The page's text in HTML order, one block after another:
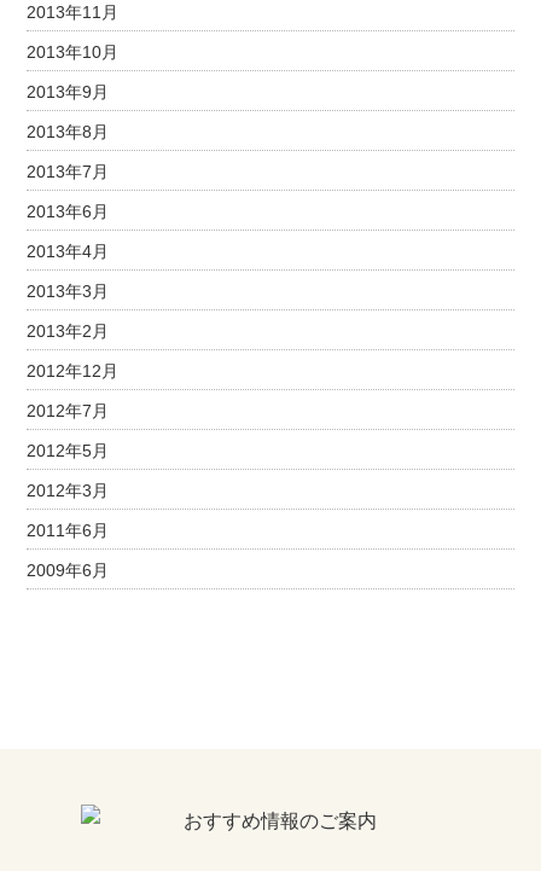
2013年11月
2013年10月
2013年9月
2013年8月
2013年7月
2013年6月
2013年4月
2013年3月
2013年2月
2012年12月
2012年7月
2012年5月
2012年3月
2011年6月
2009年6月